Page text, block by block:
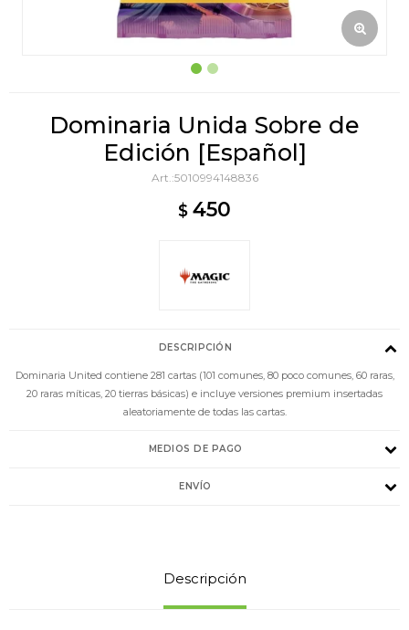
Dominaria Unida Sobre de
Edición [Español]
5010994148836
$ 450
DESCRIPCIÓN
Dominaria United contiene 281 cartas (101 comunes, 80 poco comunes, 60 raras,
20 raras míticas, 20 tierras básicas) e incluye versiones premium insertadas
aleatoriamente de todas las cartas.
MEDIOS DE PAGO
ENVÍO
Descripción